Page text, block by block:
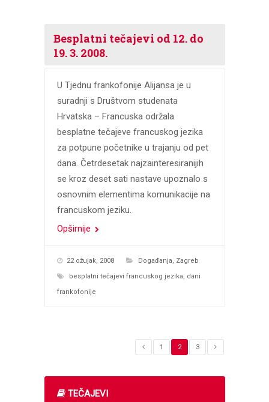
Besplatni tečajevi od 12. do
19. 3. 2008.
U Tjednu frankofonije Alijansa je u
suradnji s Društvom studenata
Hrvatska – Francuska održala
besplatne tečajeve francuskog jezika
za potpune početnike u trajanju od pet
dana. Četrdesetak najzainteresiranijih
se kroz deset sati nastave upoznalo s
osnovnim elementima komunikacije na
francuskom jeziku.
Opširnije
22 ožujak, 2008 Događanja, Zagreb
besplatni tečajevi francuskog jezika, dani
frankofonije
1 2 3
TEČAJEVI